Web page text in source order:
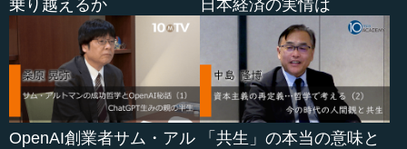
乗り越えるか
日本経済の実情は
OpenAI創業者サム・アル
「共生」の本当の意味と